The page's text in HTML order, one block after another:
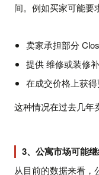
间。例如买家可能要
卖家承担部分
提供 维修或装修
在成交价格上获
这种情况在过去几年
3、公寓市场可能
从目前的数据来看，